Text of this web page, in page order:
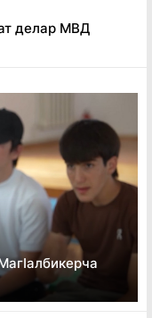
делар МВД